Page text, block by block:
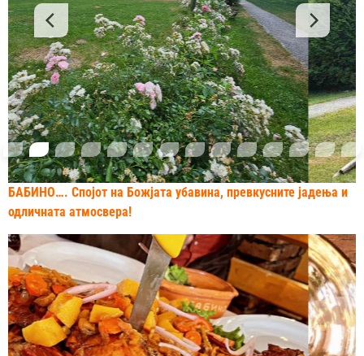
БАБИНО…. Спојот на Божјата убавина, превкусните јадења и
одличната атмосвера!